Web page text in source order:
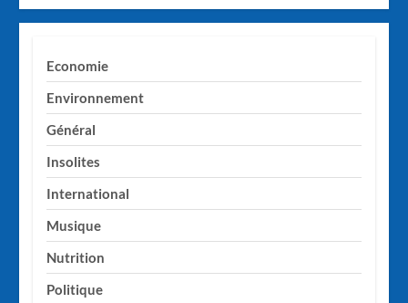
Economie
Environnement
Général
Insolites
International
Musique
Nutrition
Politique